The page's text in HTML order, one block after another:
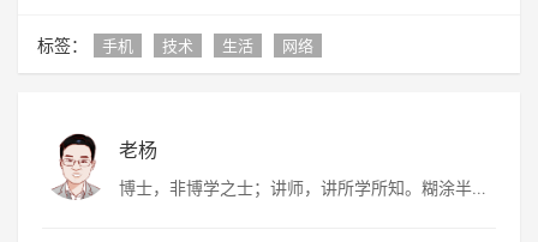
标签： 手机 技术 生活 网络
老杨
博士，非博学之士；讲师，讲所学所知。糊涂半